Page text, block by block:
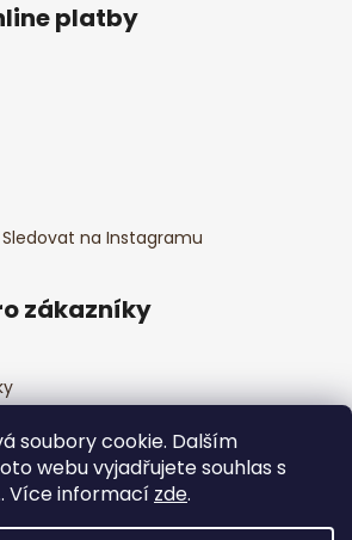
soubory cookie. Dalším
webu vyjadřujete souhlas s
Více informací zde.
platby
Sledovat na Instagramu
zákazníky